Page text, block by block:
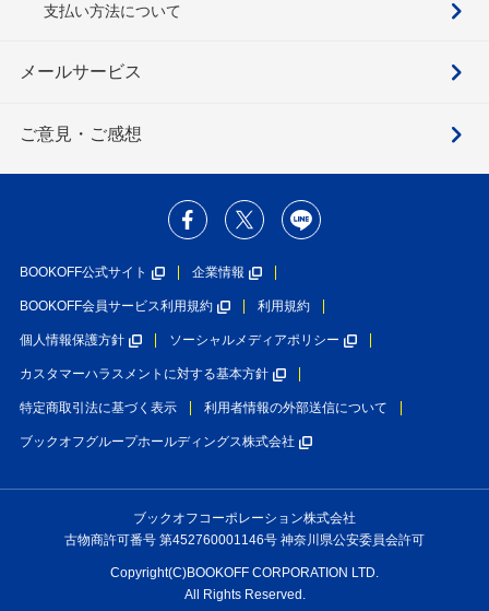
支払い方法について
メールサービス
ご意見・ご感想
BOOKOFF公式サイト 企業情報
BOOKOFF会員サービス利用規約 利用規約
個人情報保護方針 ソーシャルメディアポリシー
カスタマーハラスメントに対する基本方針
特定商取引法に基づく表示 利用者情報の外部送信について
ブックオフグループホールディングス株式会社
ブックオフコーポレーション株式会社
古物商許可番号 第452760001146号 神奈川県公安委員会許可
Copyright(C)BOOKOFF CORPORATION LTD.
All Rights Reserved.